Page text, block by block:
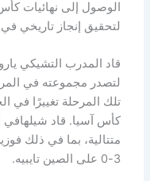
الوصول إلى نهائيات
لتحقيق إنجاز تاريخي
قاد المدرب التشيكي
تلك المرحلة تغييرًا في
كأس آسيا. قاد شيلهافي
3-0 على الصين تايبيه.